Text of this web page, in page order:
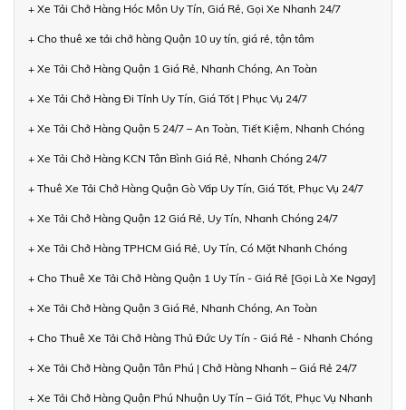
+ Xe Tải Chở Hàng Hóc Môn Uy Tín, Giá Rẻ, Gọi Xe Nhanh 24/7
+ Cho thuê xe tải chở hàng Quận 10 uy tín, giá rẻ, tận tâm
+ Xe Tải Chở Hàng Quận 1 Giá Rẻ, Nhanh Chóng, An Toàn
+ Xe Tải Chở Hàng Đi Tỉnh Uy Tín, Giá Tốt | Phục Vụ 24/7
+ Xe Tải Chở Hàng Quận 5 24/7 – An Toàn, Tiết Kiệm, Nhanh Chóng
+ Xe Tải Chở Hàng KCN Tân Bình Giá Rẻ, Nhanh Chóng 24/7
+ Thuê Xe Tải Chở Hàng Quận Gò Vấp Uy Tín, Giá Tốt, Phục Vụ 24/7
+ Xe Tải Chở Hàng Quận 12 Giá Rẻ, Uy Tín, Nhanh Chóng 24/7
+ Xe Tải Chở Hàng TPHCM Giá Rẻ, Uy Tín, Có Mặt Nhanh Chóng
+ Cho Thuê Xe Tải Chở Hàng Quận 1 Uy Tín - Giá Rẻ [Gọi Là Xe Ngay]
+ Xe Tải Chở Hàng Quận 3 Giá Rẻ, Nhanh Chóng, An Toàn
+ Cho Thuê Xe Tải Chở Hàng Thủ Đức Uy Tín - Giá Rẻ - Nhanh Chóng
+ Xe Tải Chở Hàng Quận Tân Phú | Chở Hàng Nhanh – Giá Rẻ 24/7
+ Xe Tải Chở Hàng Quận Phú Nhuận Uy Tín – Giá Tốt, Phục Vụ Nhanh